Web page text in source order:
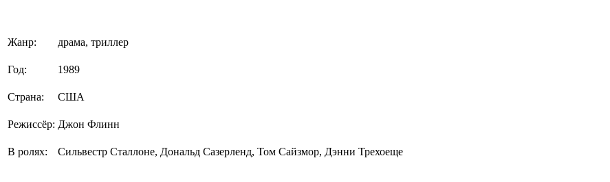
Жанр: драма, триллер
Год: 1989
Страна: США
Режиссёр: Джон Флинн
В ролях: Сильвестр Сталлоне, Дональд Сазерленд, Том Сайзмор, Дэнни Трехоеще